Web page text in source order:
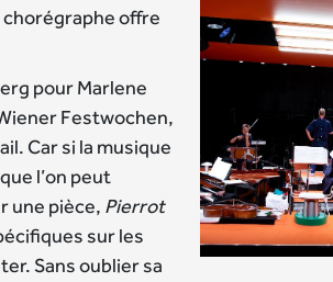
offre
pour Marlene
Festwochen,
Car si la musique
l’on peut
une pièce, Pierrot
sur les
Sans oublier sa